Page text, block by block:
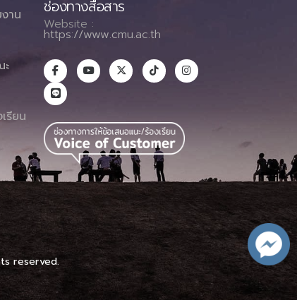
าน
รียน
ช่องทางสื่อสาร
Website :
https://www.cmu.ac.th
reserved.